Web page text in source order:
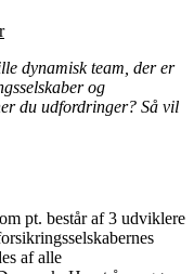
dynamisk team, der er
og
du udfordringer? Så vil
pt. består af 3 udviklere
af alle